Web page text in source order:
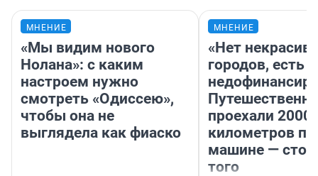
МНЕНИЕ
«Мы видим нового
Нолана»: с каким
настроем нужно
смотреть «Одиссею»,
чтобы она не
выглядела как фиаско
МНЕНИЕ
«Нет
городов, есть
проехали 2000
километров по
машине —
того